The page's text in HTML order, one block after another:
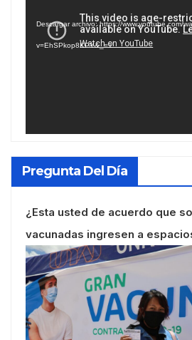
vídeo
Descargar archivo: https://www.youtube.com/
v=EhSPkop8KPY&_=1
Pregunta Del Día
¿Esta usted de acuerdo que
vacunadas ingresen a